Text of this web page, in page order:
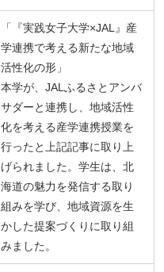
「『実践女子大学×JAL』産
学連携で考える新たな地域
活性化の形」
本学が、JALふるさとアンバ
サダーと連携し、地域活性
化を考える産学連携授業を
行ったと上記記事に取り上
げられました。学生は、北
海道の魅力を発信する取り
組みを学び、地域資源を生
かした提案づくりに取り組
みました。